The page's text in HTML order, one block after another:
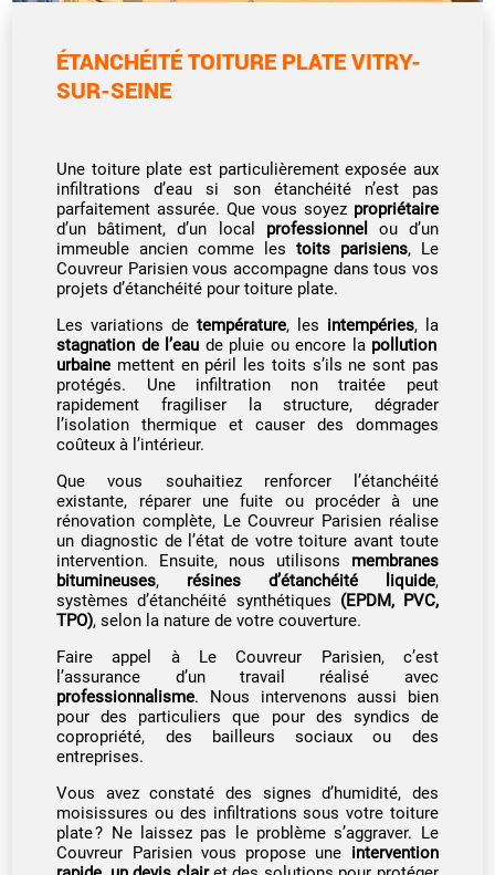
ÉTANCHÉITÉ TOITURE PLATE VITRY-
SUR-SEINE
Une toiture plate est particulièrement exposée aux
infiltrations d’eau si son étanchéité n’est pas
parfaitement assurée. Que vous soyez propriétaire
d’un bâtiment, d’un local professionnel
ou d’un
immeuble ancien comme les toits parisiens, Le
Couvreur Parisien vous accompagne dans tous vos
projets d’étanchéité pour toiture plate.
Les variations de température, les intempéries, la
stagnation de l’eau de pluie ou encore la pollution
urbaine mettent en péril les toits s’ils ne sont pas
protégés. Une infiltration non traitée peut
rapidement fragiliser la structure, dégrader
l’isolation thermique et causer des dommages
coûteux à l’intérieur.
Que vous souhaitiez renforcer l’étanchéité
existante, réparer une fuite ou procéder à une
rénovation complète, Le Couvreur Parisien réalise
un diagnostic de l’état de votre toiture avant toute
intervention. Ensuite, nous utilisons membranes
bitumineuses, résines d’étanchéité liquide,
systèmes d’étanchéité synthétiques (EPDM, PVC,
TPO), selon la nature de votre couverture.
Faire appel à Le Couvreur Parisien, c’est
l’assurance d’un travail réalisé avec
professionnalisme. Nous intervenons aussi bien
pour des particuliers que pour des syndics de
copropriété, des bailleurs sociaux ou des
entreprises.
Vous avez constaté des signes d’humidité, des
moisissures ou des infiltrations sous votre toiture
plate ? Ne laissez pas le problème s’aggraver. Le
Couvreur Parisien vous propose une intervention